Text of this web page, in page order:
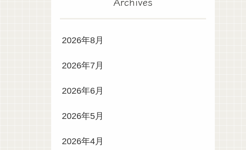
2026年8月
2026年7月
2026年6月
2026年5月
2026年4月